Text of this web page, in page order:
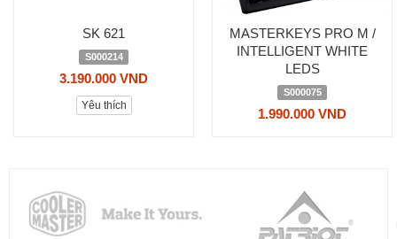
SK 621
S000214
3.190.000 VND
Yêu thích
MASTERKEYS PRO M /
INTELLIGENT WHITE
LEDS
S000075
1.990.000 VND